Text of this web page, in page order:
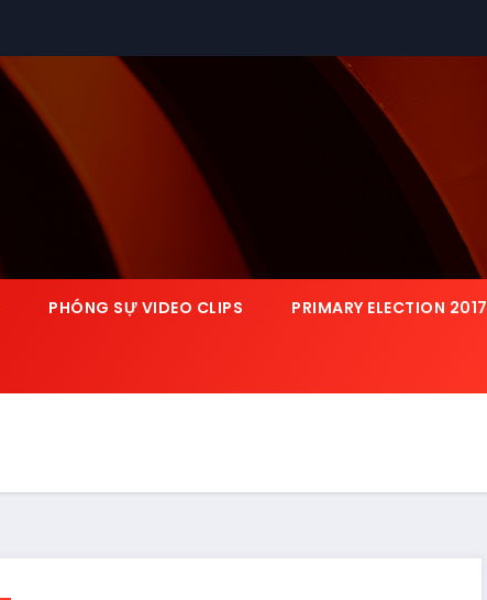
PHÓNG SỰ VIDEO CLIPS PRIMARY ELECTION 2017